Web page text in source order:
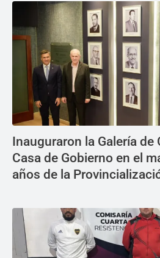
Inauguraron la Galería de
Casa de Gobierno en el
años de la